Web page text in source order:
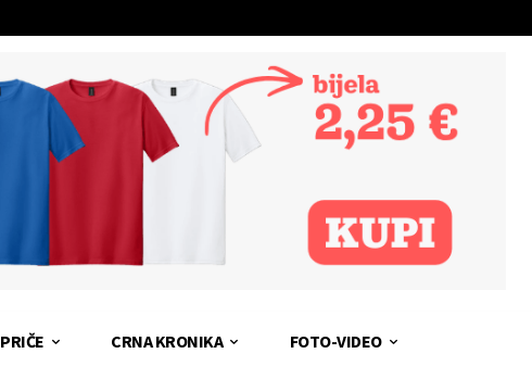
PRIČE CRNA KRONIKA FOTO-VIDEO